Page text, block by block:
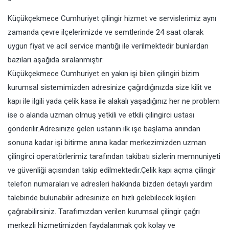
Küçükçekmece Cumhuriyet çilingir hizmet ve servislerimiz aynı
zamanda çevre ilçelerimizde ve semtlerinde 24 saat olarak
uygun fiyat ve acil service mantığı ile verilmektedir bunlardan
bazıları aşağıda sıralanmıştır:
Küçükçekmece Cumhuriyet en yakın işi bilen çilingiri bizim
kurumsal sistemimizden adresinize çağırdığınızda size kilit ve
kapı ile ilgili yada çelik kasa ile alakalı yaşadığınız her ne problem
ise o alanda uzman olmuş yetkili ve etkili çilingirci ustası
gönderilir.Adresinize gelen ustanın ilk işe başlama anından
sonuna kadar işi bitirme anına kadar merkezimizden uzman
çilingirci operatörlerimiz tarafından takibatı sizlerin memnuniyeti
ve güvenliği açısından takip edilmektedir.Çelik kapı açma çilingir
telefon numaraları ve adresleri hakkında bizden detaylı yardım
talebinde bulunabilir adresinize en hızlı gelebilecek kişileri
çağırabilirsiniz. Tarafımızdan verilen kurumsal çilingir çağrı
merkezli hizmetimizden faydalanmak çok kolay ve